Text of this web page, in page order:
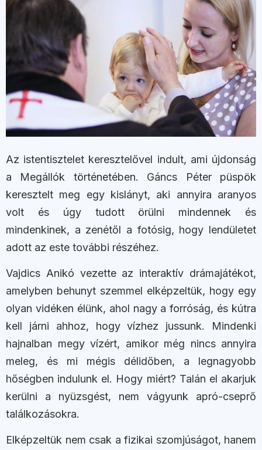
Az istentisztelet keresztelővel indult, ami újdonság
a Megállók történetében. Gáncs Péter püspök
keresztelt meg egy kislányt, aki annyira aranyos
volt és úgy tudott örülni mindennek és
mindenkinek, a zenétől a fotósig, hogy lendületet
adott az este további részéhez.
Vajdics Anikó vezette az interaktív drámajátékot,
amelyben behunyt szemmel elképzeltük, hogy egy
olyan vidéken élünk, ahol nagy a forróság, és kútra
kell járni ahhoz, hogy vízhez jussunk. Mindenki
hajnalban megy vízért, amikor még nincs annyira
meleg, és mi mégis délidőben, a legnagyobb
hőségben indulunk el. Hogy miért? Talán el akarjuk
kerülni a nyüzsgést, nem vágyunk apró-cseprő
találkozásokra.
Elképzeltük nem csak a fizikai szomjúságot, hanem